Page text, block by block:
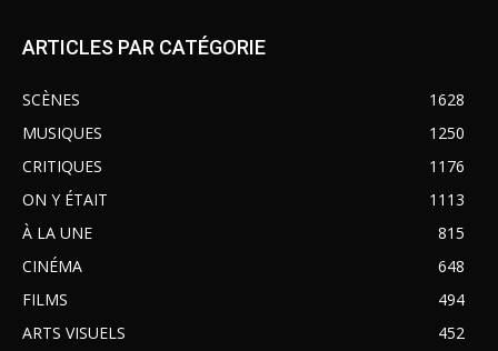
ARTICLES PAR CATÉGORIE
SCÈNES
1628
MUSIQUES
1250
CRITIQUES
1176
ON Y ÉTAIT
1113
À LA UNE
815
CINÉMA
648
FILMS
494
ARTS VISUELS
452